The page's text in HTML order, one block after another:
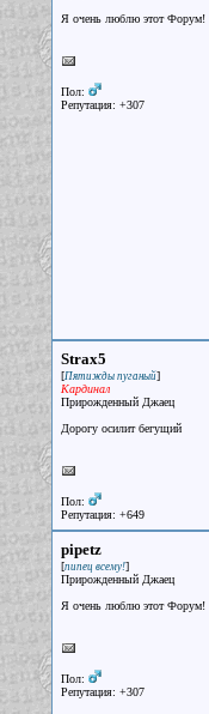
Я очень люблю этот Форум!
Пол:
Репутация: +307
Strax5
[Пятижды пуганый]
Кардинал
Прирожденный Джаец
Дорогу осилит бегущий
Пол:
Репутация: +649
pipetz
[пипец всему!]
Прирожденный Джаец
Я очень люблю этот Форум!
Пол:
Репутация: +307